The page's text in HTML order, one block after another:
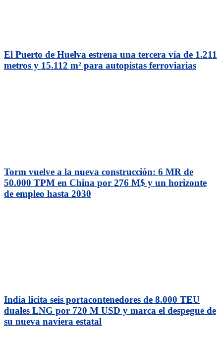
El Puerto de Huelva estrena una tercera vía de 1.211
metros y 15.112 m² para autopistas ferroviarias
Torm vuelve a la nueva construcción: 6 MR de
50.000 TPM en China por 276 M$ y un horizonte
de empleo hasta 2030
India licita seis portacontenedores de 8.000 TEU
duales LNG por 720 M USD y marca el despegue de
su nueva naviera estatal